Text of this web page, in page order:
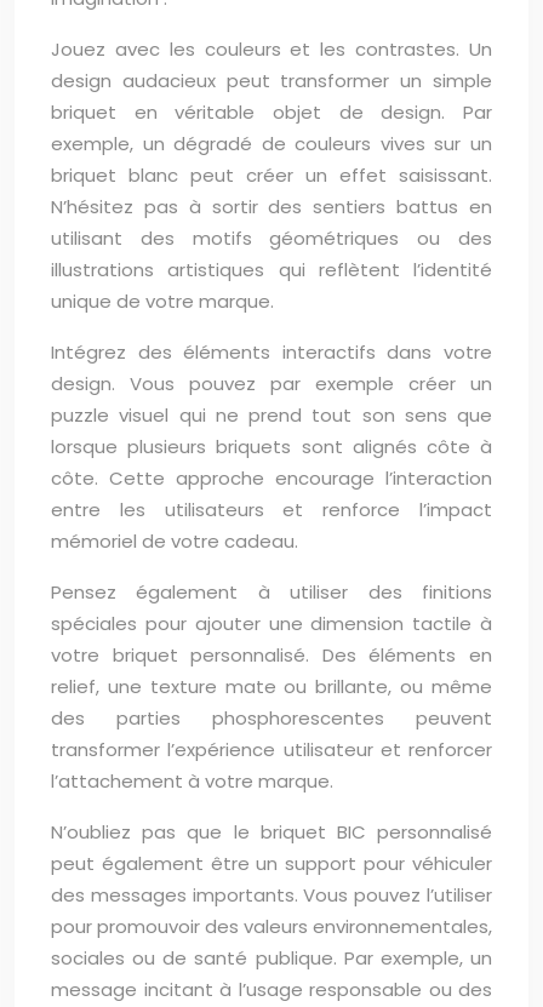
Jouez avec les couleurs et les contrastes. Un
design audacieux peut transformer un simple
briquet en véritable objet de design. Par
exemple, un dégradé de couleurs vives sur un
briquet blanc peut créer un effet saisissant.
N’hésitez pas à sortir des sentiers battus en
utilisant des motifs géométriques ou des
illustrations artistiques qui reflètent l’identité
unique de votre marque.
Intégrez des éléments interactifs dans votre
design. Vous pouvez par exemple créer un
puzzle visuel qui ne prend tout son sens que
lorsque plusieurs briquets sont alignés côte à
côte. Cette approche encourage l’interaction
entre les utilisateurs et renforce l’impact
mémoriel de votre cadeau.
Pensez également à utiliser des finitions
spéciales pour ajouter une dimension tactile à
votre briquet personnalisé. Des éléments en
relief, une texture mate ou brillante, ou même
des parties phosphorescentes peuvent
transformer l’expérience utilisateur et renforcer
l’attachement à votre marque.
N’oubliez pas que le briquet BIC personnalisé
peut également être un support pour véhiculer
des messages importants. Vous pouvez l’utiliser
pour promouvoir des valeurs environnementales,
sociales ou de santé publique. Par exemple, un
message incitant à l’usage responsable ou des